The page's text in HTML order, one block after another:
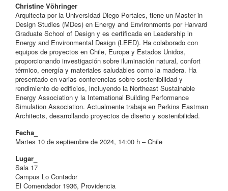
Christine Vöhringer
Arquitecta por la Universidad Diego Portales, tiene un Master in
Design Studies (MDes) en Energy and Environments por Harvard
Graduate School of Design y es certificada en Leadership in
Energy and Environmental Design (LEED). Ha colaborado con
equipos de proyectos en Chile, Europa y Estados Unidos,
proporcionando investigación sobre iluminación natural, confort
térmico, energía y materiales saludables como la madera. Ha
presentado en varias conferencias sobre sostenibilidad y
rendimiento de edificios, incluyendo la Northeast Sustainable
Energy Association y la International Building Performance
Simulation Association. Actualmente trabaja en Perkins Eastman
Architects, desarrollando proyectos de diseño y sostenibilidad.
Fecha_
Martes 10 de septiembre de 2024, 14:00 h – Chile
Lugar_
Sala 17
Campus Lo Contador
El Comendador 1936, Providencia